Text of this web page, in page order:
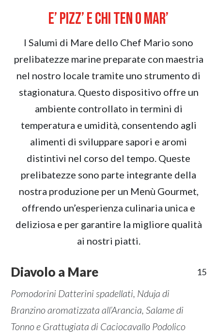
E’ PIZZ’ E CHI TEN O MAR’
I Salumi di Mare dello Chef Mario sono
prelibatezze marine preparate con maestria
nel nostro locale tramite uno strumento di
stagionatura. Questo dispositivo offre un
ambiente controllato in termini di
temperatura e umidità, consentendo agli
alimenti di sviluppare sapori e aromi
distintivi nel corso del tempo. Queste
prelibatezze sono parte integrante della
nostra produzione per un Menù Gourmet,
offrendo un’esperienza culinaria unica e
deliziosa e per garantire la migliore qualità
ai nostri piatti.
Diavolo a Mare 15
Pomodorini Datterini spadellati, Nduja di
Branzino aromatizzata all’Arancia, Salame di
Tonno e Grattugiata di Caciocavallo Podolico